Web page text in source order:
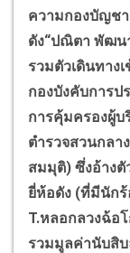
ความกองบัญชา
ดัง“ปณิตา พัฒน
รวมตัวเดินทาง
กองบังคับการป
การคุ้มครองผู้
ตำรวจสวนกลา
สมมุติ) ซึ่งอ้าง
ยี่ห้อดัง (ที่มีนักร้
T.หลอกลวงฉ้อ
รวมมูลค่านับสิ